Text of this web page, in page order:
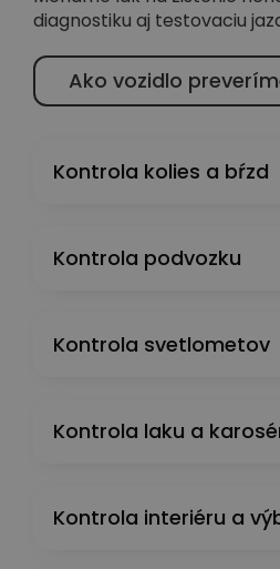
diagnostiku aj testovaciu
Ako vozidlo
Kontrola kolies a bŕzd
Kontrola podvozku
Kontrola svetlometov
Kontrola laku a
Kontrola interiéru a